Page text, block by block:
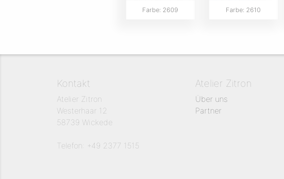
Farbe: 2609 Farbe: 2610
Kontakt
Atelier Zitron
Westerhaar 12
58739 Wickede
Telefon: +49 2377 1515
Atelier Zitron
Über uns
Partner